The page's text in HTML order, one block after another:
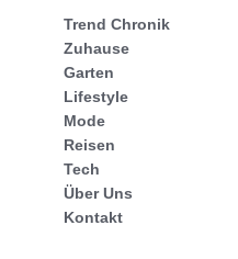
Trend Chronik
Zuhause
Garten
Lifestyle
Mode
Reisen
Tech
Über Uns
Kontakt